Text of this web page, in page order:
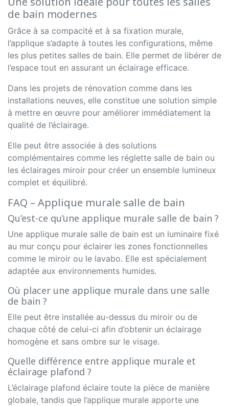
de bain modernes
Grâce à sa compacité et à sa fixation murale,
l’applique s’adapte à toutes les configurations, même
les plus petites salles de bain. Elle permet de libérer de
l’espace tout en assurant un éclairage efficace.
Dans les projets de rénovation comme dans les
installations neuves, elle constitue une solution simple
à mettre en œuvre pour améliorer immédiatement la
qualité de l’éclairage.
Elle peut être associée à des solutions
complémentaires comme les réglette salle de bain ou
les éclairages miroir pour créer un ensemble lumineux
complet et équilibré.
FAQ – Applique murale salle de bain
Qu’est-ce qu’une applique murale salle de bain ?
Une applique murale salle de bain est un luminaire fixé
au mur conçu pour éclairer les zones fonctionnelles
comme le miroir ou le lavabo. Elle est spécialement
adaptée aux environnements humides.
Où placer une applique murale dans une salle
de bain ?
Elle peut être installée au-dessus du miroir ou de
chaque côté de celui-ci afin d’obtenir un éclairage
homogène et sans ombre sur le visage.
Quelle différence entre applique murale et
éclairage plafond ?
L’éclairage plafond éclaire toute la pièce de manière
globale, tandis que l’applique murale apporte une